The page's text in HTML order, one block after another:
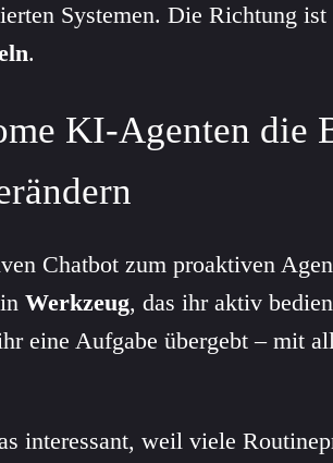
Systemen. Die Richtung
.
KI-Agenten die
Chatbot zum proaktiven
Werkzeug, das ihr aktiv
eine Aufgabe übergebt – mit
interessant, weil viele